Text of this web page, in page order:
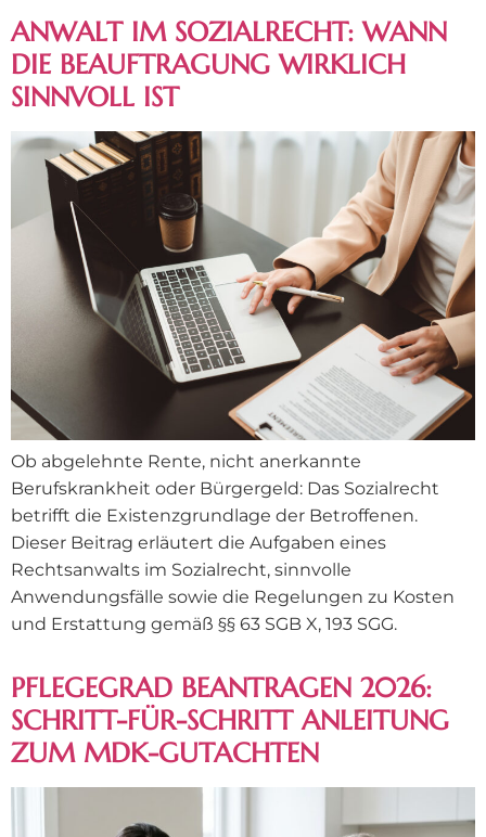
ANWALT IM SOZIALRECHT: WANN
DIE BEAUFTRAGUNG WIRKLICH
SINNVOLL IST
Ob abgelehnte Rente, nicht anerkannte
Berufskrankheit oder Bürgergeld: Das Sozialrecht
betrifft die Existenzgrundlage der Betroffenen.
Dieser Beitrag erläutert die Aufgaben eines
Rechtsanwalts im Sozialrecht, sinnvolle
Anwendungsfälle sowie die Regelungen zu Kosten
und Erstattung gemäß §§ 63 SGB X, 193 SGG.
PFLEGEGRAD BEANTRAGEN 2026:
SCHRITT-FÜR-SCHRITT ANLEITUNG
ZUM MDK-GUTACHTEN